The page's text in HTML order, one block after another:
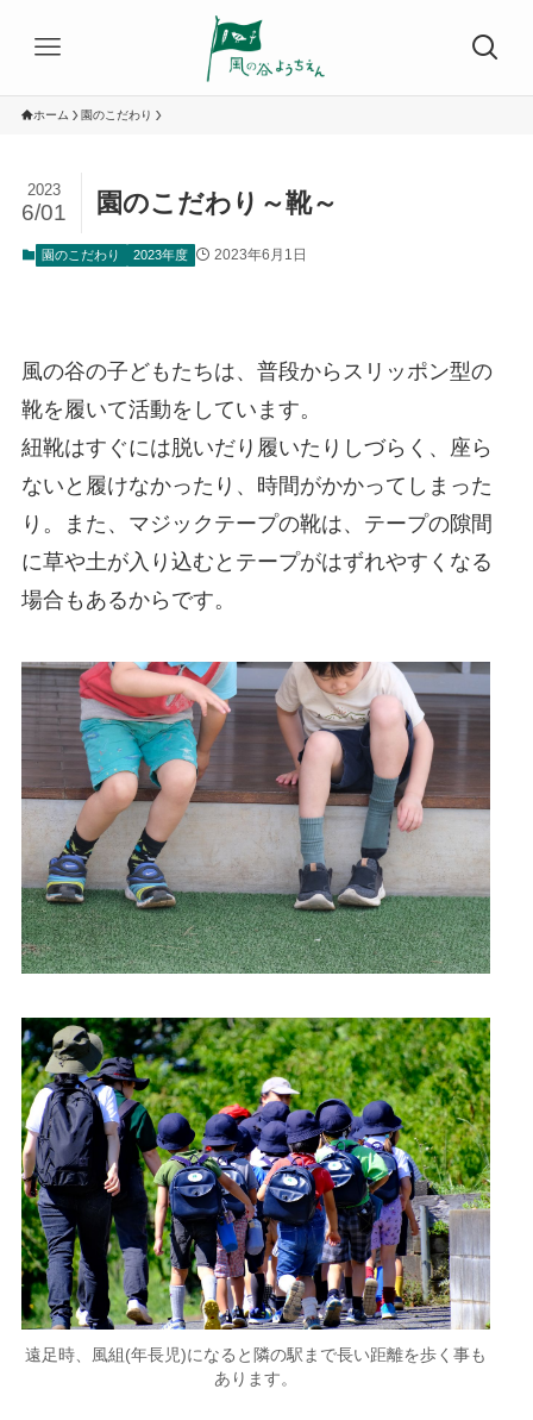
ホーム 園のこだわり
園のこだわり～靴～
2023
6/01
園のこだわり 2023年度 2023年6月1日
風の谷の子どもたちは、普段からスリッポン型の
靴を履いて活動をしています。
紐靴はすぐには脱いだり履いたりしづらく、座ら
ないと履けなかったり、時間がかかってしまった
り。また、マジックテープの靴は、テープの隙間
に草や土が入り込むとテープがはずれやすくなる
場合もあるからです。
遠足時、風組(年長児)になると隣の駅まで長い距離を歩く事も
あります。